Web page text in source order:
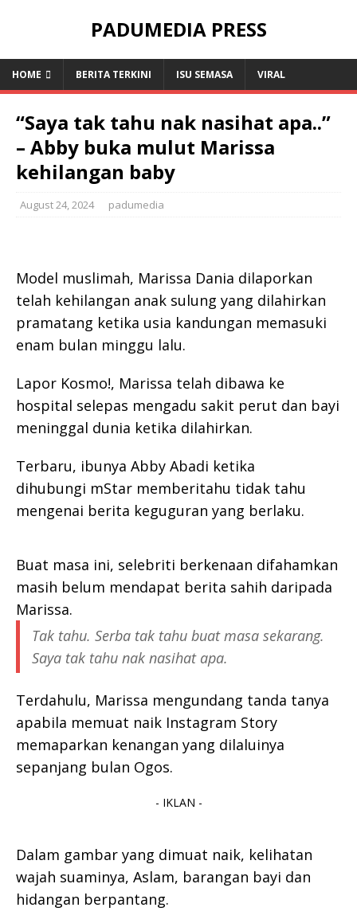
PADUMEDIA PRESS
HOME BERITA TERKINI ISU SEMASA VIRAL
“Saya tak tahu nak nasihat ара..”
– Abby buka mulut Marissa
kehilangan baby
August 24, 2024 padumedia
Model muslimah, Marissa Dania dilaporkan
telah kehilangan anak sulung yang dilahirkan
pramatang ketika usia kandungan memasuki
enam bulan minggu lalu.
Lapor Kosmo!, Marissa telah dibawa ke
hospital selepas mengadu sakit perut dan bayi
meninggal dunia ketika dilahirkan.
Terbaru, ibunya Abby Abadi ketika
dihubungi mStar memberitahu tidak tahu
mengenai berita keguguran yang berlaku.
Buat masa ini, selebriti berkenaan difahamkan
masih belum mendapat berita sahih daripada
Marissa.
Tak tahu. Serba tak tahu buat masa sekarang.
Saya tak tahu nak nasihat apa.
Terdahulu, Marissa mengundang tanda tanya
apabila memuat naik Instagram Story
memaparkan kenangan yang dilaluinya
sepanjang bulan Ogos.
- IKLAN -
Dalam gambar yang dimuat naik, kelihatan
wajah suaminya, Aslam, barangan bayi dan
hidangan berpantang.